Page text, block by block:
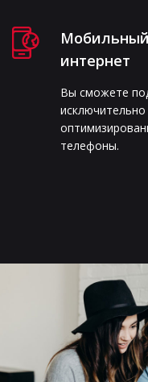
интернет
Вы сможете
телефоны.